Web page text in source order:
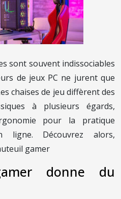
sont souvent indissociables
de jeux PC ne jurent que
chaises de jeu diffèrent des
à plusieurs égards,
pour la pratique
Découvrez alors,
gamer
donne du